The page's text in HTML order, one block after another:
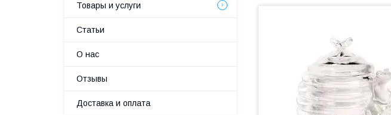
Товары и услуги
Статьи
О нас
Отзывы
Доставка и оплата